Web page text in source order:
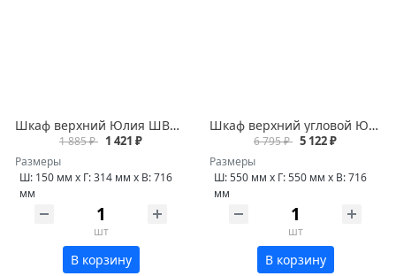
Шкаф верхний Юлия ШВБ 150
1 885 ₽ 1 421 ₽
Размеры
Ш: 150 мм x Г: 314 мм x В: 716
мм
шт
В корзину
Шкаф верхний угловой Юлия ШВУ 550
6 795 ₽ 5 122 ₽
Размеры
Ш: 550 мм x Г: 550 мм x В: 716
мм
шт
В корзину